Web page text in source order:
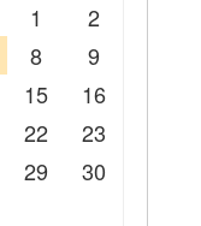
1
2
8
9
15
16
22
23
29
30